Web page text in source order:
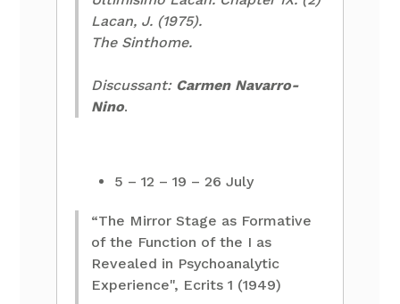
Lacan, J. (1975).
The Sinthome.
Discussant: Carmen Navarro-
Nino.
5 – 12 – 19 – 26 July
“The Mirror Stage as Formative
of the Function of the I as
Revealed in Psychoanalytic
Experience", Ecrits 1 (1949)